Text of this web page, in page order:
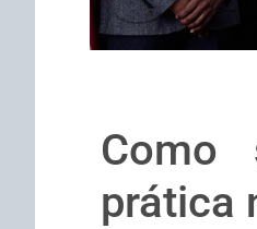
Como
prática